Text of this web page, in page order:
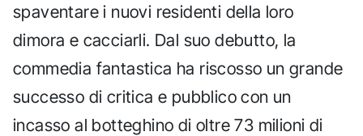
spaventare i nuovi residenti della loro
dimora e cacciarli. Dal suo debutto, la
commedia fantastica ha riscosso un grande
successo di critica e pubblico con un
incasso al botteghino di oltre 73 milioni di